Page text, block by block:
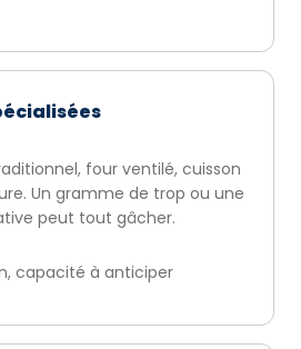
four ventilé, cuisson
Un gramme de trop ou une
peut tout gâcher.
capacité à anticiper